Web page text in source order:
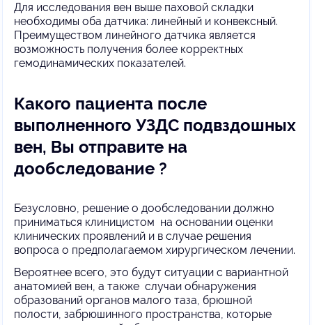
Для исследования вен выше паховой складки
необходимы оба датчика: линейный и конвексный.
Преимуществом линейного датчика является
возможность получения более корректных
гемодинамических показателей.
Какого пациента после
выполненного УЗДС подвздошных
вен, Вы отправите на
дообследование ?
Безусловно, решение о дообследовании должно
приниматься клиницистом на основании оценки
клинических проявлений и в случае решения
вопроса о предполагаемом хирургическом лечении.
Вероятнее всего, это будут ситуации с вариантной
анатомией вен, а также случаи обнаружения
образований органов малого таза, брюшной
полости, забрюшинного пространства, которые